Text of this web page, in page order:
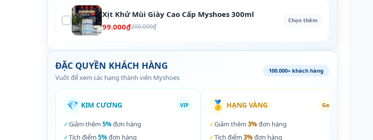
Xịt Khử Mùi Giày Cao Cấp Myshoes 300ml
99.000₫200.000₫
Chọn thêm
ĐẶC QUYỀN KHÁCH HÀNG
Vuốt để xem các hạng thành viên Myshoes
100.000+ khách hàng
💎 KIM CƯƠNG VIP
✓Giảm thêm 5%đơn hàng
✓Tích điểm 5%đơn hàng
🥇 HẠNG VÀNG Gold
✓Giảm thêm 3%đơn hàng
✓Tích điểm 3%đơn hàng